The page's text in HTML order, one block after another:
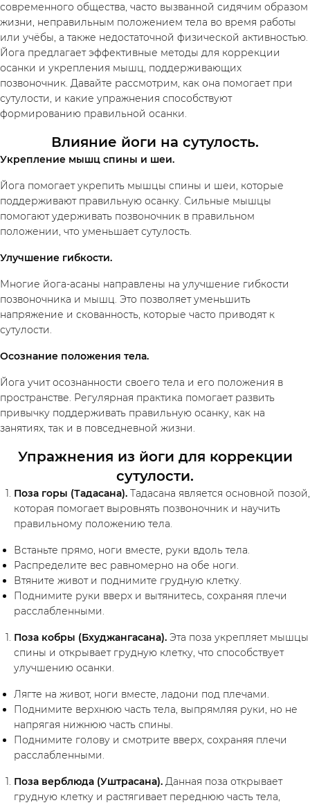
Инструкторы
современного общества, часто вызванной сидячим образом
жизни, неправильным положением тела во время работы
или учёбы, а также недостаточной физической активностью.
Йога предлагает эффективные методы для коррекции
осанки и укрепления мышц, поддерживающих
позвоночник. Давайте рассмотрим, как она помогает при
сутулости, и какие упражнения способствуют
формированию правильной осанки.
Влияние йоги на сутулость.
Укрепление мышц спины и шеи.
Йога помогает укрепить мышцы спины и шеи, которые
поддерживают правильную осанку. Сильные мышцы
помогают удерживать позвоночник в правильном
положении, что уменьшает сутулость.
Улучшение гибкости.
Многие йога-асаны направлены на улучшение гибкости
позвоночника и мышц. Это позволяет уменьшить
напряжение и скованность, которые часто приводят к
сутулости.
Осознание положения тела.
Йога учит осознанности своего тела и его положения в
пространстве. Регулярная практика помогает развить
привычку поддерживать правильную осанку, как на
занятиях, так и в повседневной жизни.
Упражнения из йоги для коррекции
сутулости.
Поза горы (Тадасана). Тадасана является основной позой,
которая помогает выровнять позвоночник и научить
правильному положению тела.
Встаньте прямо, ноги вместе, руки вдоль тела.
Распределите вес равномерно на обе ноги.
Втяните живот и поднимите грудную клетку.
Поднимите руки вверх и вытянитесь, сохраняя плечи
расслабленными.
Поза кобры (Бхуджангасана). Эта поза укрепляет мышцы
спины и открывает грудную клетку, что способствует
улучшению осанки.
Лягте на живот, ноги вместе, ладони под плечами.
Поднимите верхнюю часть тела, выпрямляя руки, но не
напрягая нижнюю часть спины.
Поднимите голову и смотрите вверх, сохраняя плечи
расслабленными.
Поза верблюда (Уштрасана). Данная поза открывает
грудную клетку и растягивает переднюю часть тела,